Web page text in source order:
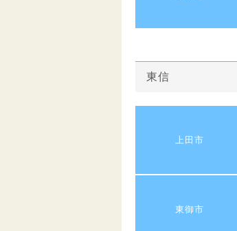
東信
上田市
東御市